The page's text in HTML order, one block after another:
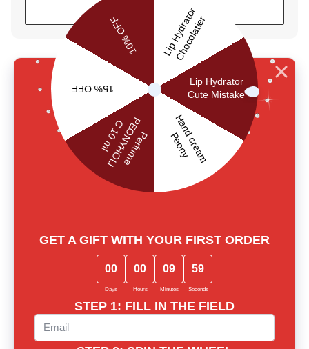
Zostaw opinię
Lost among notes? Let us choose
together
Our experts will provide thorough consultation and help you
find the perfect fragrance for yourself or as a gift
Call us or write to our Telegram
0 800 310 418